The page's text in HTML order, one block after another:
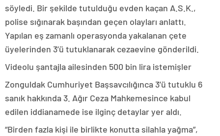
söyledi. Bir şekilde tutulduğu evden kaçan A.S.K.,
polise sığınarak başından geçen olayları anlattı.
Yapılan eş zamanlı operasyonda yakalanan çete
üyelerinden 3’ü tutuklanarak cezaevine gönderildi.
Videolu şantajla ailesinden 500 bin lira istemişler
Zonguldak Cumhuriyet Başsavcılığınca 3’ü tutuklu 6
sanık hakkında 3. Ağır Ceza Mahkemesince kabul
edilen iddianamede ise ilginç detaylar yer aldı.
“Birden fazla kişi ile birlikte konutta silahla yağma”,